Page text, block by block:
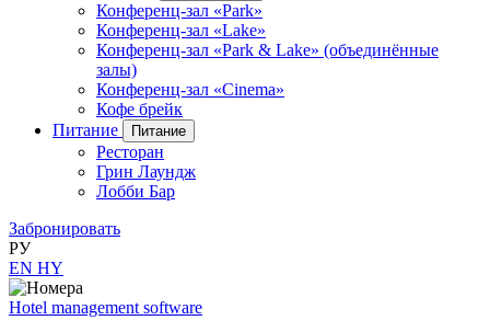
Конференц-зал «Park»
Конференц-зал «Lake»
Конференц-зал «Park & Lake» (объединённые
залы)
Конференц-зал «Cinema»
Кофе брейк
Питание
Питание
Ресторан
Грин Лаундж
Лобби Бар
Забронировать
РУ
EN HY
Hotel management software